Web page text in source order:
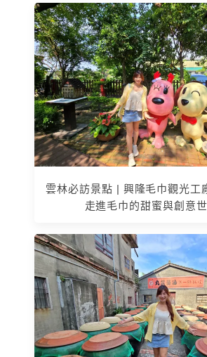
雲林必訪景點 | 興隆毛巾觀光工
走進毛巾的甜蜜與創意世